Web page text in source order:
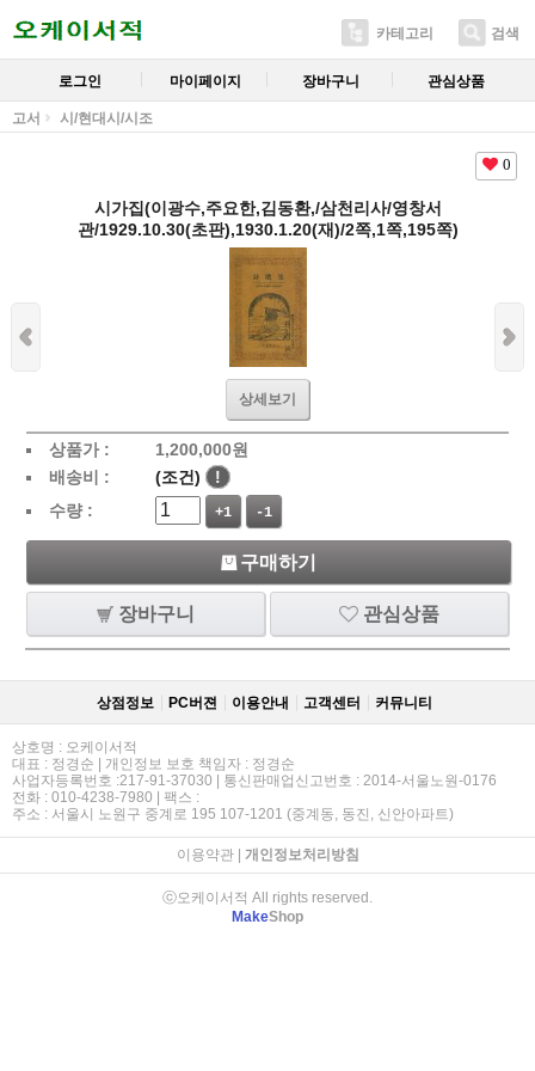
카테고리 검색
로그인 마이페이지 장바구니 관심상품
고서 시/현대시/시조
0
시가집(이광수,주요한,김동환,/삼천리사/영창서
관/1929.10.30(초판),1930.1.20(재)/2쪽,1쪽,195쪽)
상세보기
상품가 : 1,200,000원
배송비 :
(조건)
!
수량 :
+1 -1
구매하기
장바구니 관심상품
상점정보 PC버젼 이용안내 고객센터 커뮤니티
상호명 : 오케이서적
대표 : 정경순 | 개인정보 보호 책임자 : 정경순
사업자등록번호 :217-91-37030 | 통신판매업신고번호 : 2014-서울노원-0176
전화 : 010-4238-7980 | 팩스 :
주소 : 서울시 노원구 중계로 195 107-1201 (중계동, 동진, 신안아파트)
이용약관| 개인정보처리방침
ⓒ오케이서적 All rights reserved.
MakeShop